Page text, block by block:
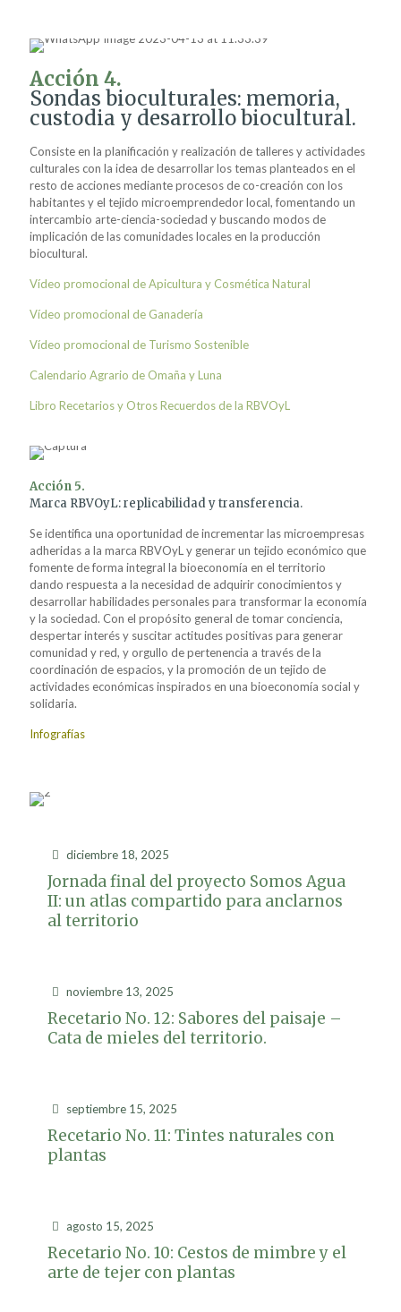
Acción 4.
Sondas bioculturales: memoria,
custodia y desarrollo biocultural.
Consiste en la planificación y realización de talleres y actividades
culturales con la idea de desarrollar los temas planteados en el
resto de acciones mediante procesos de co-creación con los
habitantes y el tejido microemprendedor local, fomentando un
intercambio arte-ciencia-sociedad y buscando modos de
implicación de las comunidades locales en la producción
biocultural.
Vídeo promocional de Apicultura y Cosmética Natural
Vídeo promocional de Ganadería
Vídeo promocional de Turismo Sostenible
Calendario Agrario de Omaña y Luna
Libro Recetarios y Otros Recuerdos de la RBVOyL
Acción 5.
Marca RBVOyL: replicabilidad y transferencia.
Se identifica una oportunidad de incrementar las microempresas
adheridas a la marca RBVOyL y generar un tejido económico que
fomente de forma integral la bioeconomía en el territorio
dando respuesta a la necesidad de adquirir conocimientos y
desarrollar habilidades personales para transformar la economía
y la sociedad. Con el propósito general de tomar conciencia,
despertar interésy suscitar actitudes positivas para generar
comunidad y red, y orgullo de pertenencia a través de la
coordinación de espacios, y la promoción de un tejido de
actividades económicas inspirados en una bioeconomía social y
solidaria.
Infografías
diciembre 18, 2025
Jornada final del proyecto Somos Agua
II: un atlas compartido para anclarnos
al territorio
noviembre 13, 2025
Recetario No. 12: Sabores del paisaje –
Cata de mieles del territorio.
septiembre 15, 2025
Recetario No. 11: Tintes naturales con
plantas
agosto 15, 2025
Recetario No. 10: Cestos de mimbre y el
arte de tejer con plantas